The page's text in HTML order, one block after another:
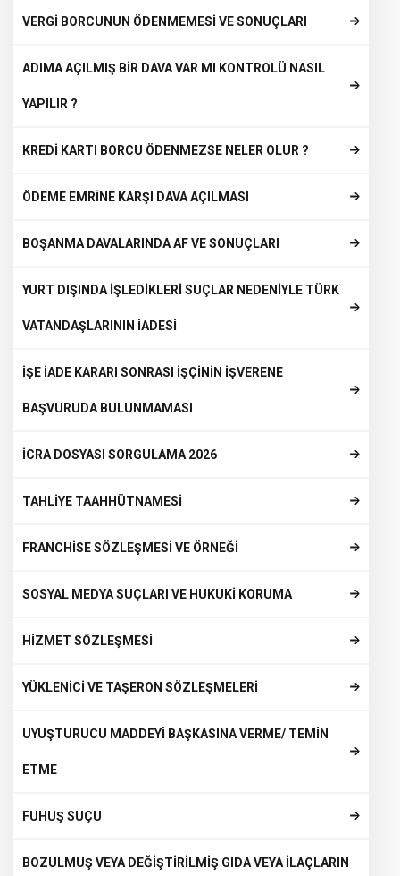
VERGİ BORCUNUN ÖDENMEMESİ VE SONUÇLARI
ADIMA AÇILMIŞ BİR DAVA VAR MI KONTROLÜ NASIL
YAPILIR ?
KREDİ KARTI BORCU ÖDENMEZSE NELER OLUR ?
ÖDEME EMRİNE KARŞI DAVA AÇILMASI
BOŞANMA DAVALARINDA AF VE SONUÇLARI
YURT DIŞINDA İŞLEDİKLERİ SUÇLAR NEDENİYLE TÜRK
VATANDAŞLARININ İADESİ
İŞE İADE KARARI SONRASI İŞÇİNİN İŞVERENE
BAŞVURUDA BULUNMAMASI
İCRA DOSYASI SORGULAMA 2026
TAHLİYE TAAHHÜTNAMESİ
FRANCHİSE SÖZLEŞMESİ VE ÖRNEĞİ
SOSYAL MEDYA SUÇLARI VE HUKUKİ KORUMA
HİZMET SÖZLEŞMESİ
YÜKLENİCİ VE TAŞERON SÖZLEŞMELERİ
UYUŞTURUCU MADDEYİ BAŞKASINA VERME/ TEMİN
ETME
FUHUŞ SUÇU
BOZULMUŞ VEYA DEĞİŞTİRİLMİŞ GIDA VEYA İLAÇLARIN